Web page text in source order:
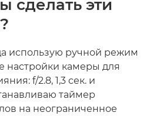
сделать эти
использую ручной режим
настройки камеры для
f/2.8, 1,3 сек. и
таймер
на неограниченное